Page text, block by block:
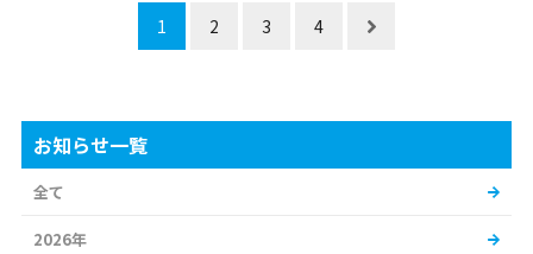
1 2 3 4
お知らせ一覧
全て
2026年